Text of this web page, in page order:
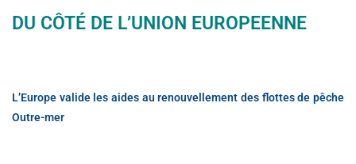
DU CÔTÉ DE L’UNION EUROPEENNE
L’Europe valide les aides au renouvellement des flottes de pêche
Outre-mer